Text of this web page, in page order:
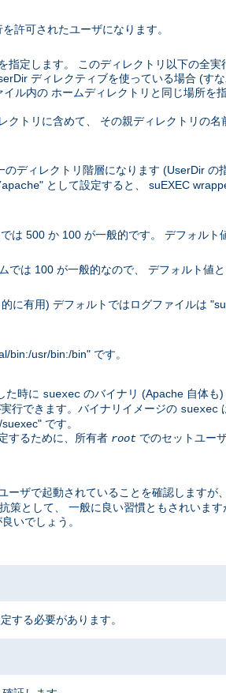
許可されたユーザになります。
定します。 このディレクトリ以下の全実
ディレクティブを使っている場合 (す
ル内の ホームディレクトリと同じ場所を
トリに含めて、 その親ディレクトリの名
ディレクトリ階層になります (UserDir の
" として設定すると、 suEXEC
は 500 か 100 が一般的です。 デフォルト
は 100 が一般的なので、 デフォルト値
に有用) デフォルトではログファイルは
bin:/usr/bin:/bin" です。
た時に suexec のバイナリ (Apache 自体も)
行できます。バイナリイメージの suexec
です。
するために、所有者 root でのセットユー
ーザで起動されていることを確認しますが
として、 一般に良い習慣ともされいま
いでしょう。
する必要があります。